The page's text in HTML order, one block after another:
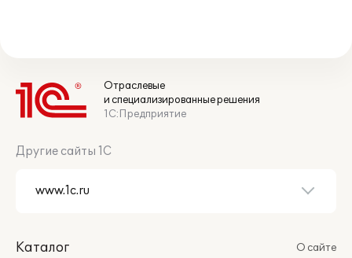
Отраслевые
и специализированные решения
1С:Предприятие
Другие сайты 1С
Каталог
О сайте